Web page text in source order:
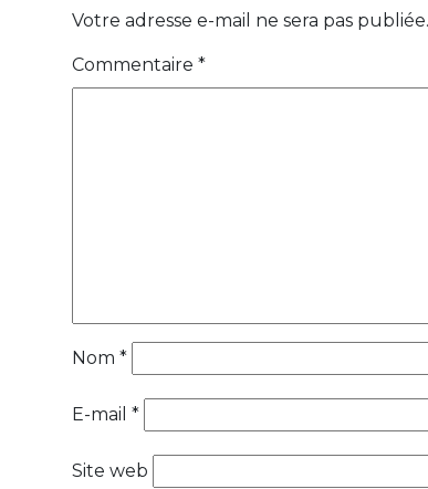
Votre adresse e-mail ne sera pas publiée.
Commentaire *
Nom *
E-mail *
Site web